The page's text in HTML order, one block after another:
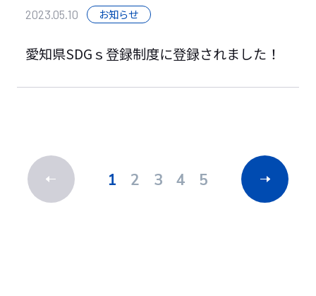
2023.05.10 お知らせ
愛知県SDGｓ登録制度に登録されました！
1 2 3 4 5